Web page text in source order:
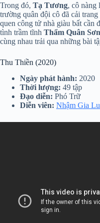
Trong đó, Tạ Tương, cô nàng
trường quân đội cô đã cải
quen công tử nhà giàu bất cần
tình trầm tĩnh Thẩm Quân Sơn
cùng nhau trải qua những bài
Thu Thiền (2020)
Ngày phát hành: 2020
Thời lượng: 49 tập
Đạo diễn: Phó Trữ
Diễn viên: Nhậm Gia